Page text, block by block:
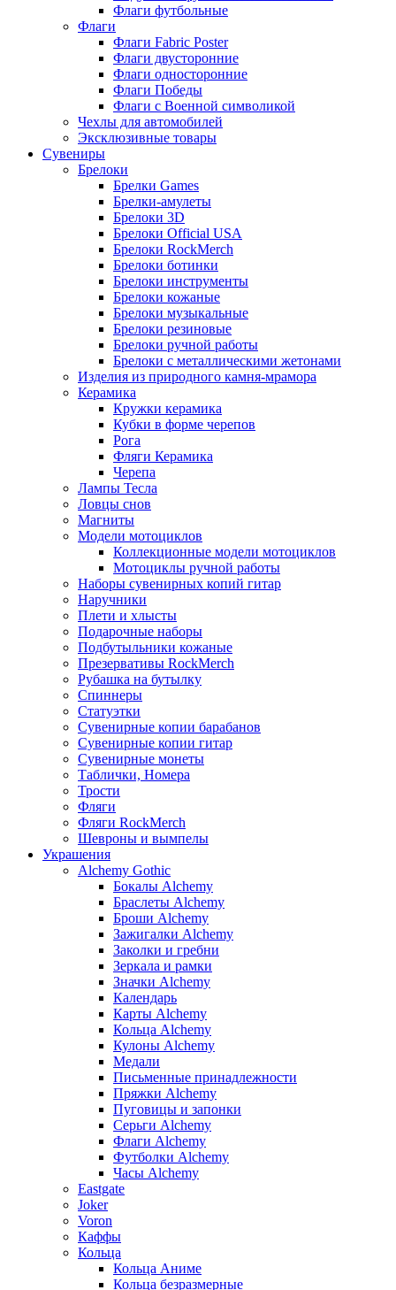
Флаги футбольные
Флаги
Флаги Fabric Poster
Флаги двусторонние
Флаги односторонние
Флаги Победы
Флаги с Военной символикой
Чехлы для автомобилей
Эксклюзивные товары
Сувениры
Брелоки
Брелки Games
Брелки-амулеты
Брелоки 3D
Брелоки Official USA
Брелоки RockMerch
Брелоки ботинки
Брелоки инструменты
Брелоки кожаные
Брелоки музыкальные
Брелоки резиновые
Брелоки ручной работы
Брелоки с металлическими жетонами
Изделия из природного камня-мрамора
Керамика
Кружки керамика
Кубки в форме черепов
Рога
Фляги Керамика
Черепа
Лампы Тесла
Ловцы снов
Магниты
Модели мотоциклов
Коллекционные модели мотоциклов
Мотоциклы ручной работы
Наборы сувенирных копий гитар
Наручники
Плети и хлысты
Подарочные наборы
Подбутыльники кожаные
Презервативы RockMerch
Рубашка на бутылку
Спиннеры
Статуэтки
Сувенирные копии барабанов
Сувенирные копии гитар
Сувенирные монеты
Таблички, Номера
Трости
Фляги
Фляги RockMerch
Шевроны и вымпелы
Украшения
Alchemy Gothic
Бокалы Alchemy
Браслеты Alchemy
Броши Alchemy
Зажигалки Alchemy
Заколки и гребни
Зеркала и рамки
Значки Alchemy
Календарь
Карты Alchemy
Кольца Alchemy
Кулоны Alchemy
Медали
Письменные принадлежности
Пряжки Alchemy
Пуговицы и запонки
Серьги Alchemy
Флаги Alchemy
Футболки Alchemy
Часы Alchemy
Eastgate
Joker
Voron
Каффы
Кольца
Кольца Аниме
Кольца безразмерные